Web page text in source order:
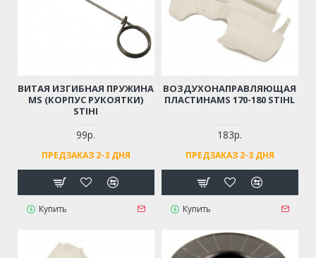
ВИТАЯ ИЗГИБНАЯ ПРУЖИНА
MS (КОРПУС РУКОЯТКИ)
STIHI
99р.
ПРЕДЗАКАЗ 2-3 ДНЯ
Купить
ВОЗДУХОНАПРАВЛЯЮЩАЯ
ПЛАСТИНАMS 170-180 STIHL
183р.
ПРЕДЗАКАЗ 2-3 ДНЯ
Купить